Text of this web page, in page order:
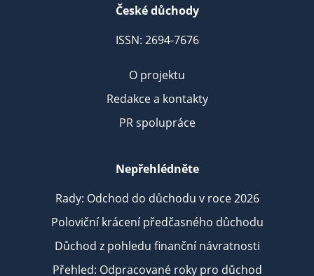
České důchody
ISSN: 2694-7676
O projektu
Redakce a kontakty
PR spolupráce
Nepřehlédněte
Rady: Odchod do důchodu v roce 2026
Poloviční krácení předčasného důchodu
Důchod z pohledu finanční návratnosti
Přehled: Odpracované roky pro důchod